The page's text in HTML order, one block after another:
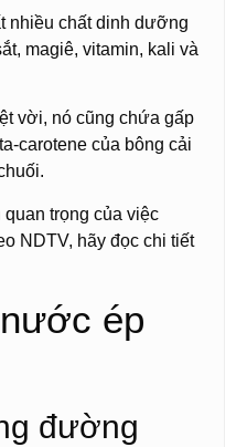
nhiều chất dinh dưỡng
magiê, vitamin, kali và
vời, nó cũng chứa gấp
carotene của bông cải
trọng của việc
NDTV, hãy đọc chi tiết
ép
đường